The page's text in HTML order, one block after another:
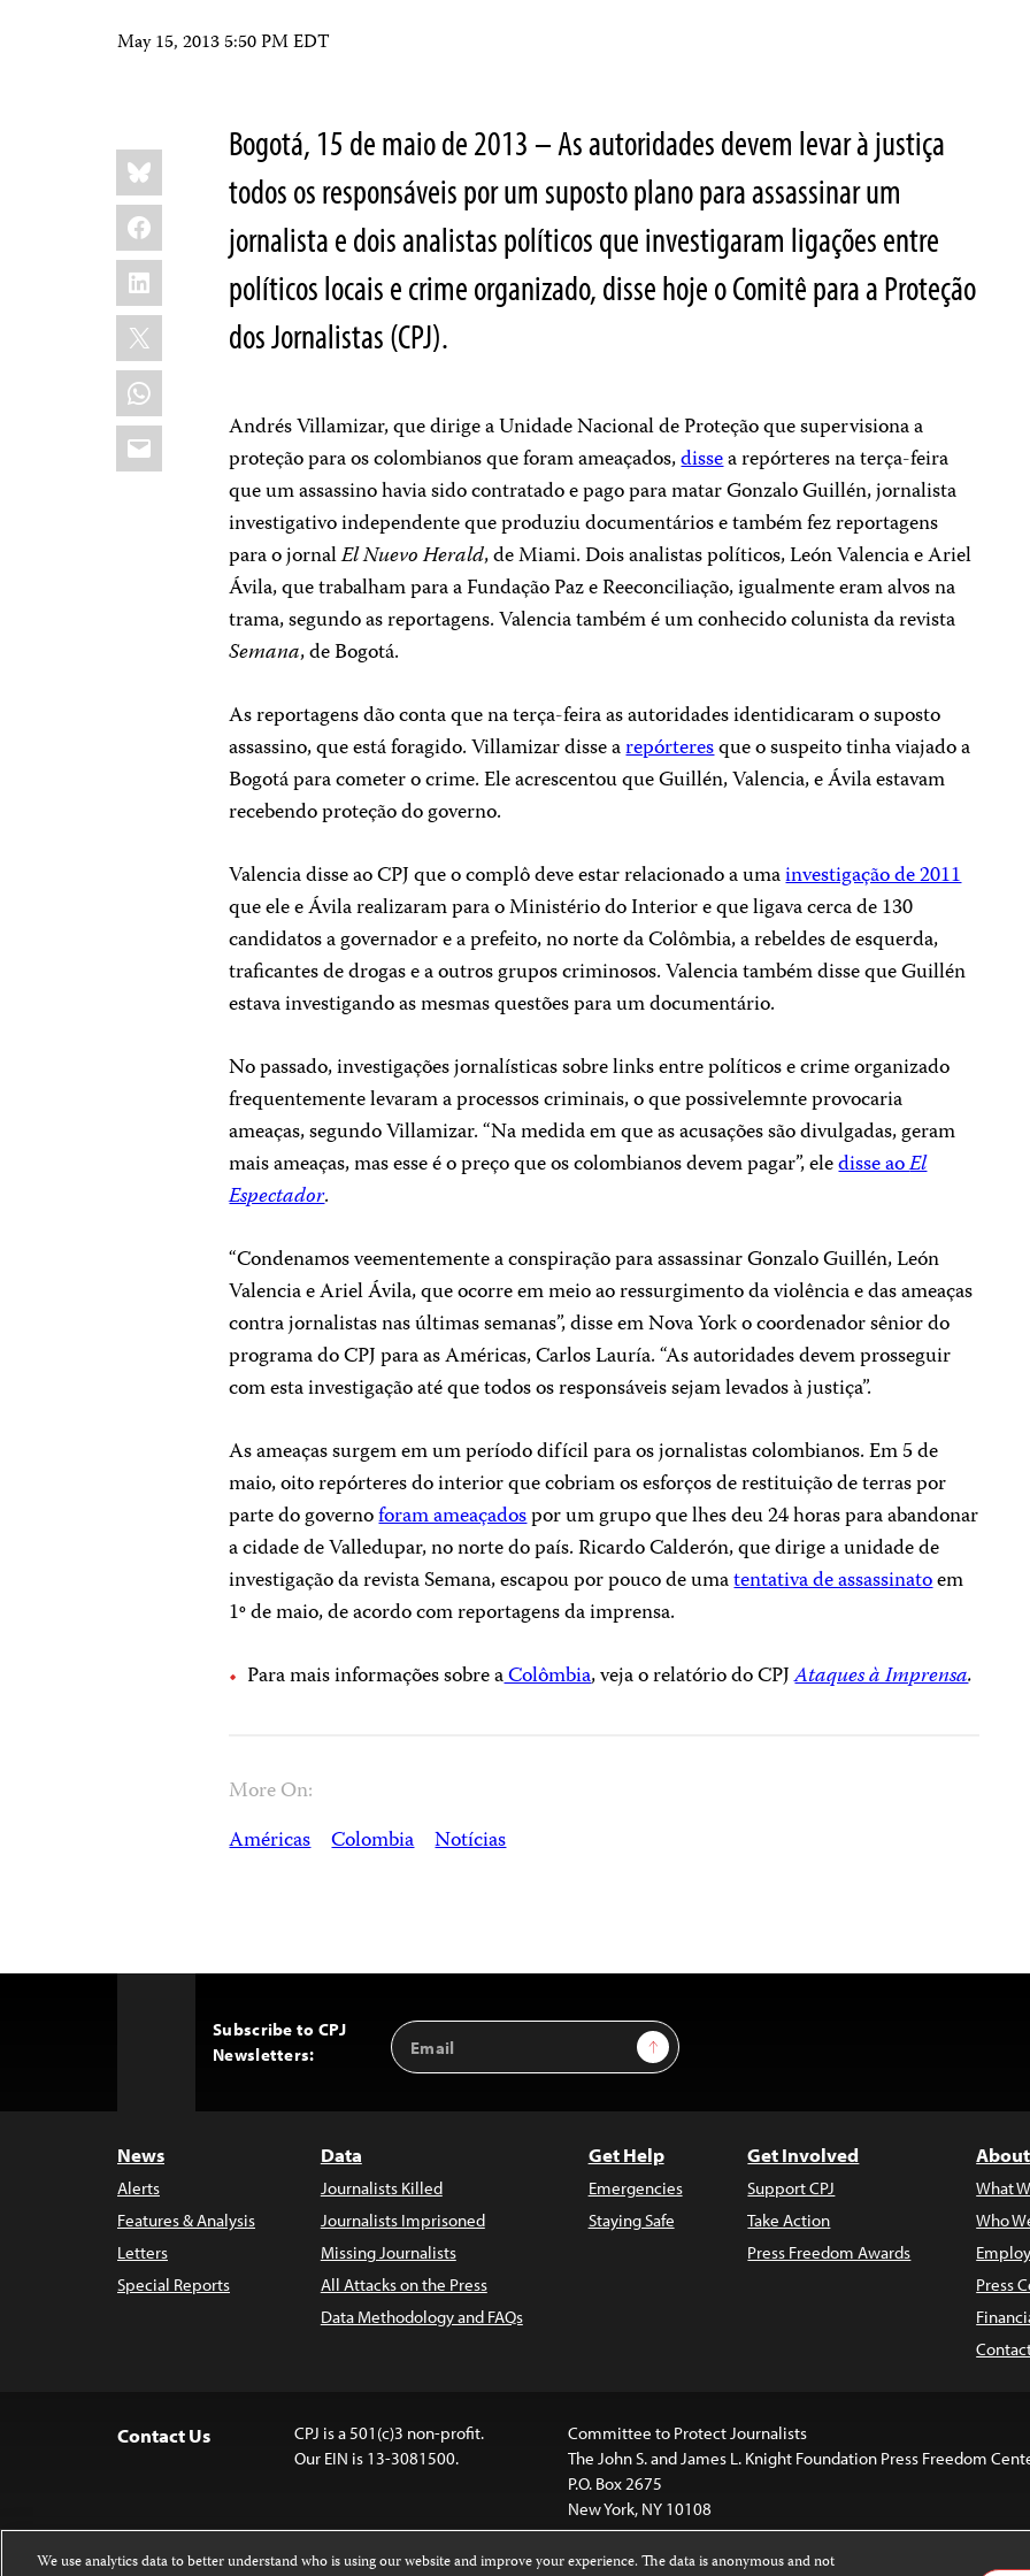
May 15, 2013 5:50 PM EDT
Share
this:
Bluesky
Facebook
LinkedIn
X
WhatsApp
Email
Bogotá, 15 de maio de 2013 – As autoridades devem levar à justiça
todos os responsáveis por um suposto plano para assassinar um
jornalista e dois analistas políticos que investigaram ligações entre
políticos locais e crime organizado, disse hoje o Comitê para a Proteção
dos Jornalistas (CPJ).
Andrés Villamizar, que dirige a Unidade Nacional de Proteção que supervisiona a
proteção para os colombianos que foram ameaçados,dissea repórteres na terça-feira
que um assassino havia sido contratado e pago para matar Gonzalo Guillén, jornalista
investigativo independente que produziu documentários e também fez reportagens
para o jornalElNuevo Herald, de Miami. Dois analistas políticos, León Valencia e Ariel
Ávila, que trabalham para a Fundação Paz e Reeconciliação, igualmente eram alvos na
trama, segundo as reportagens. Valencia também é um conhecido colunista da revista
Semana, de Bogotá.
As reportagens dão conta que na terça-feira as autoridades identidicaram o suposto
assassino, que está foragido. Villamizar disse arepórteresque o suspeito tinha viajado a
Bogotá para cometer o crime. Ele acrescentou que Guillén, Valencia, e Ávila estavam
recebendo proteção do governo.
Valencia disse ao CPJ que o complô deve estar relacionado a umainvestigação de 2011
que ele e Ávila realizaram para o Ministério do Interior e que ligava cerca de 130
candidatos a governador e a prefeito, no norte da Colômbia, a rebeldes de esquerda,
traficantes de drogas e a outros grupos criminosos. Valencia também disse que Guillén
estava investigando as mesmas questões para um documentário.
No passado, investigações jornalísticas sobre links entre políticos e crime organizado
frequentemente levaram a processos criminais, o que possivelemnte provocaria
ameaças, segundo Villamizar. “Na medida em que as acusações são divulgadas, geram
mais ameaças, mas esse é o preço que os colombianos devem pagar”, eledisse aoEl
Espectador.
“Condenamos veementemente a conspiração para assassinar Gonzalo Guillén, León
Valencia e Ariel Ávila, que ocorre em meio ao ressurgimento da violência e das ameaças
contra jornalistas nas últimas semanas”, disse em Nova York o coordenador sênior do
programa do CPJ para as Américas, Carlos Lauría. “As autoridades devem prosseguir
com esta investigação até que todos os responsáveis sejam levados à justiça”.
As ameaças surgem em um período difícil para os jornalistas colombianos. Em 5 de
maio, oito repórteres do interior que cobriam os esforços de restituição de terras por
parte do governoforam ameaçadospor um grupo que lhes deu 24 horas para abandonar
a cidade de Valledupar, no norte do país. Ricardo Calderón, que dirige a unidade de
investigação da revista Semana, escapou por pouco de umatentativa de assassinatoem
1º de maio, de acordo com reportagens da imprensa.
Para mais informações sobre aColômbia, veja o relatório do CPJAtaques à Imprensa.
More On:
Américas Colombia Notícias
Subscribe to CPJ
Newsletters:
Email
Address
Sign Up
News
Alerts
Features & Analysis
Letters
Special Reports
Data
Journalists Killed
Journalists Imprisoned
Missing Journalists
All Attacks on the Press
Data Methodology and FAQs
Get Help
Emergencies
Staying Safe
Get Involved
Support CPJ
Take Action
Press Freedom Awards
What
Who
Press
Contact Us
CPJ is a 501(c)3 non-profit.
Our EIN is 13-3081500.
Committee to Protect Journalists
The John S. and James L. Knight Foundation Press Freedom
P.O. Box 2675
New York, NY 10108
We use analytics data to better understand who is using our website and improve your experience. The data is anonymous and not